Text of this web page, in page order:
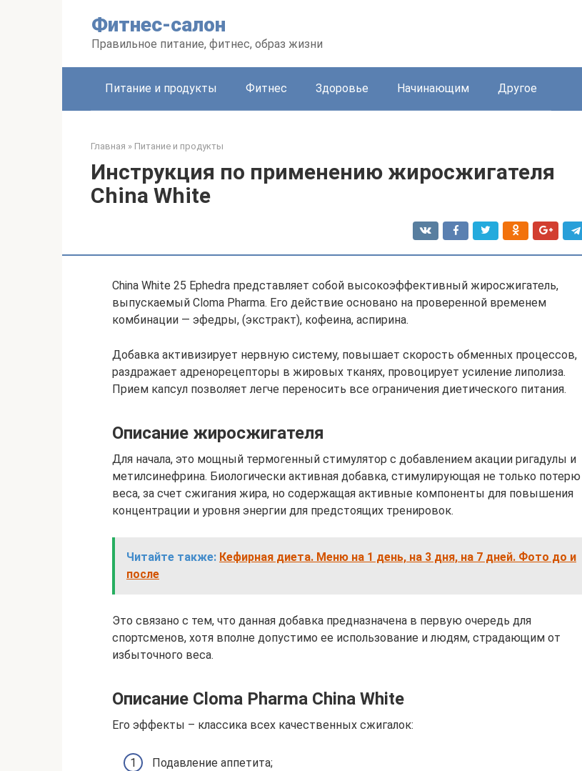
Фитнес-салон
Правильное питание, фитнес, образ жизни
Питание и продукты Фитнес Здоровье Начинающим Другое
Главная » Питание и продукты
Инструкция по применению жиросжигателя
China White
China White 25 Ephedra представляет собой высокоэффективный жиросжигатель,
выпускаемый Cloma Pharma. Его действие основано на проверенной временем
комбинации — эфедры, (экстракт), кофеина, аспирина.
Добавка активизирует нервную систему, повышает скорость обменных процессов,
раздражает адренорецепторы в жировых тканях, провоцирует усиление липолиза.
Прием капсул позволяет легче переносить все ограничения диетического питания.
Описание жиросжигателя
Для начала, это мощный термогенный стимулятор с добавлением акации ригадулы и
метилсинефрина. Биологически активная добавка, стимулирующая не только потерю
веса, за счет сжигания жира, но содержащая активные компоненты для повышения
концентрации и уровня энергии для предстоящих тренировок.
Читайте также: Кефирная диета. Меню на 1 день, на 3 дня, на 7 дней. Фото до и
после
Это связано с тем, что данная добавка предназначена в первую очередь для
спортсменов, хотя вполне допустимо ее использование и людям, страдающим от
избыточного веса.
Описание Cloma Pharma China White
Его эффекты – классика всех качественных сжигалок:
Подавление аппетита;